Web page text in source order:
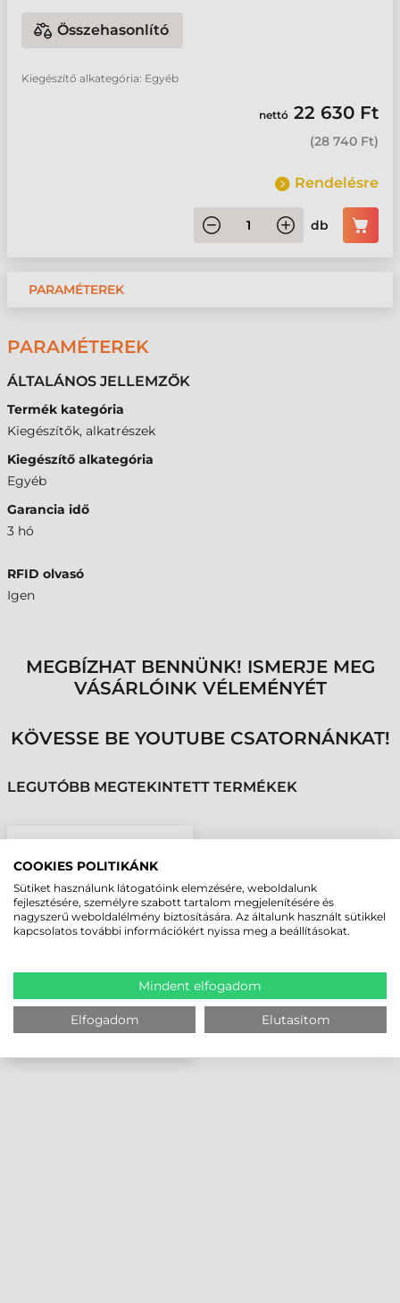
Összehasonlító
Kiegészítő alkategória: Egyéb
nettó 22 630 Ft
(28 740 Ft)
Rendelésre
db
PARAMÉTEREK
PARAMÉTEREK
ÁLTALÁNOS JELLEMZŐK
Termék kategória
Kiegészítők, alkatrészek
Kiegészítő alkategória
Egyéb
Garancia idő
3 hó
RFID olvasó
Igen
MEGBÍZHAT BENNÜNK! ISMERJE MEG
VÁSÁRLÓINK VÉLEMÉNYÉT
KÖVESSE BE YOUTUBE CSATORNÁNKAT!
LEGUTÓBB MEGTEKINTETT TERMÉKEK
ADAPTER RFD40 SLED
+ TC52AX ADATGYŰJTŐ
COOKIES POLITIKÁNK
Sütiket használunk látogatóink elemzésére, weboldalunk
fejlesztésére, személyre szabott tartalom megjelenítésére és
nagyszerű weboldalélmény biztosítására. Az általunk használt sütikkel
kapcsolatos további információkért nyissa meg a beállításokat.
Mindent elfogadom
Elfogadom Elutasítom